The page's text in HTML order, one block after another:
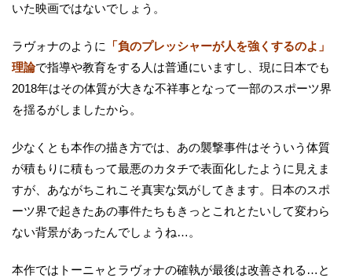
いた映画ではないでしょう。
ラヴォナのように
「負のプレッシャーが人を強くするのよ」
理論で指導や教育をする人は普通にいますし、現に日本でも
2018年はその体質が大きな不祥事となって一部のスポーツ界
を揺るがしましたから。
少なくとも本作の描き方では、あの襲撃事件はそういう体質
が積もりに積もって最悪のカタチで表面化したように見えま
すが、あながちこれこそ真実な気がしてきます。日本のスポ
ーツ界で起きたあの事件たちもきっとこれとたいして変わら
ない背景があったんでしょうね…。
本作ではトーニャとラヴォナの確執が最後は改善される…と